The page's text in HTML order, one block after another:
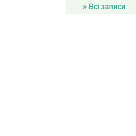
» Всі записи